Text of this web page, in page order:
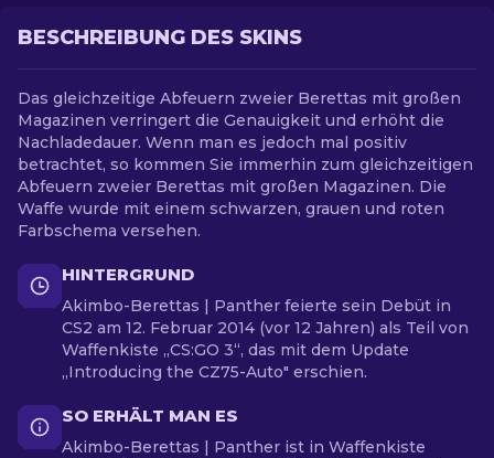
BESCHREIBUNG DES SKINS
Das gleichzeitige Abfeuern zweier Berettas mit großen
Magazinen verringert die Genauigkeit und erhöht die
Nachladedauer. Wenn man es jedoch mal positiv
betrachtet, so kommen Sie immerhin zum gleichzeitigen
Abfeuern zweier Berettas mit großen Magazinen. Die
Waffe wurde mit einem schwarzen, grauen und roten
Farbschema versehen.
HINTERGRUND
Akimbo-Berettas | Panther feierte sein Debüt in
CS2 am 12. Februar 2014 (vor 12 Jahren) als Teil von
Waffenkiste „CS:GO 3“, das mit dem Update
„Introducing the CZ75-Auto" erschien.
SO ERHÄLT MAN ES
Akimbo-Berettas | Panther ist in Waffenkiste